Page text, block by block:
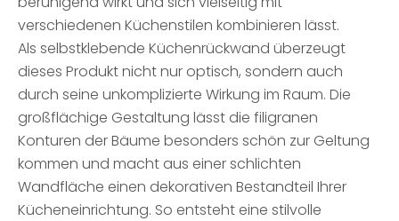
verschiedenen Küchenstilen kombinieren lässt.
Als selbstklebende Küchenrückwand überzeugt
dieses Produkt nicht nur optisch, sondern auch
durch seine unkomplizierte Wirkung im Raum. Die
großflächige Gestaltung lässt die filigranen
Konturen der Bäume besonders schön zur Geltung
kommen und macht aus einer schlichten
Wandfläche einen dekorativen Bestandteil Ihrer
Kücheneinrichtung. So entsteht eine stilvolle